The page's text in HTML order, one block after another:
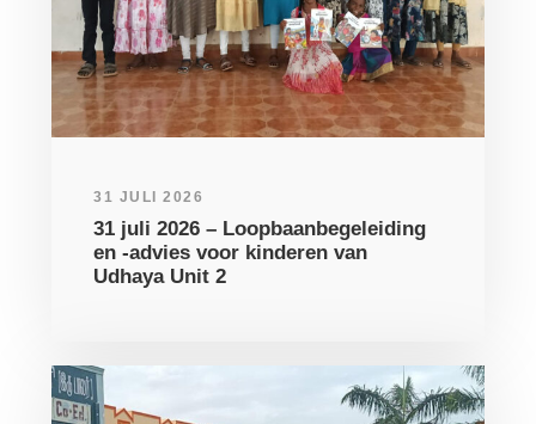
31 JULI 2026
31 juli 2026 – Loopbaanbegeleiding
en -advies voor kinderen van
Udhaya Unit 2